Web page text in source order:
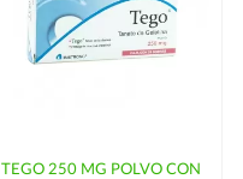
TEGO 250 MG POLVO CON